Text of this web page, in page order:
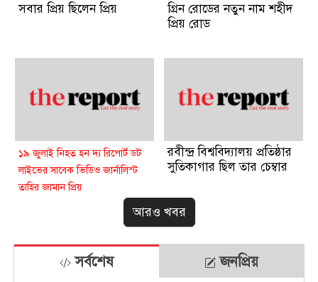
সবার প্রিয় ছিলেন প্রিয়
গ্রিন রোডের নতুন নাম শহীদ
প্রিয় রোড
১৯ জুলাই নিহত হন দ্য রিপোর্ট ডট
লাইভের সাবেক ভিডিও জার্নালিস্ট
তাহির জামান প্রিয়
স্বপ্নবাজ তরুণের অকাল মৃত্যু
রবীন্দ্র বিশ্ববিদ্যালয় প্রতিষ্ঠার
সুতিকাগার ছিল তার চেম্বার
আরও খবর
সর্বশেষ জনপ্রিয়